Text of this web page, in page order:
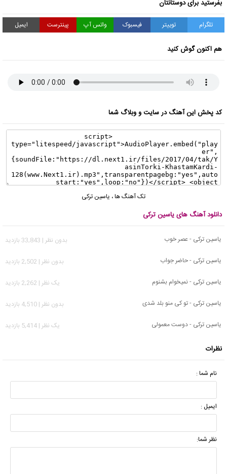
بفرستید برای دوستانتان
تلگرام توییتر فیسبوک واتس آپ پینترست ایمیل
هم اکنون گوش کنید
کد پخش این آهنگ در سایت و وبلاگ شما
تک آهنگ ها، یاسین ترکی
دانلود آهنگ های یاسین ترکی
یاسین ترکی - عصر خوب
بدون نظر | 33,843 بازدید
یاسین ترکی - حاضر جواب
بدون نظر | 2,502 بازدید
یاسین ترکی - نمیخوام بشنوم
يک نظر | 2,262 بازدید
یاسین ترکی - تو کی منو بلد شدی
بدون نظر | 4,510 بازدید
یاسین ترکی - دوست معمولی
يک نظر | 5,414 بازدید
نظرات
نام شما :
ایمیل :
نظر شما: